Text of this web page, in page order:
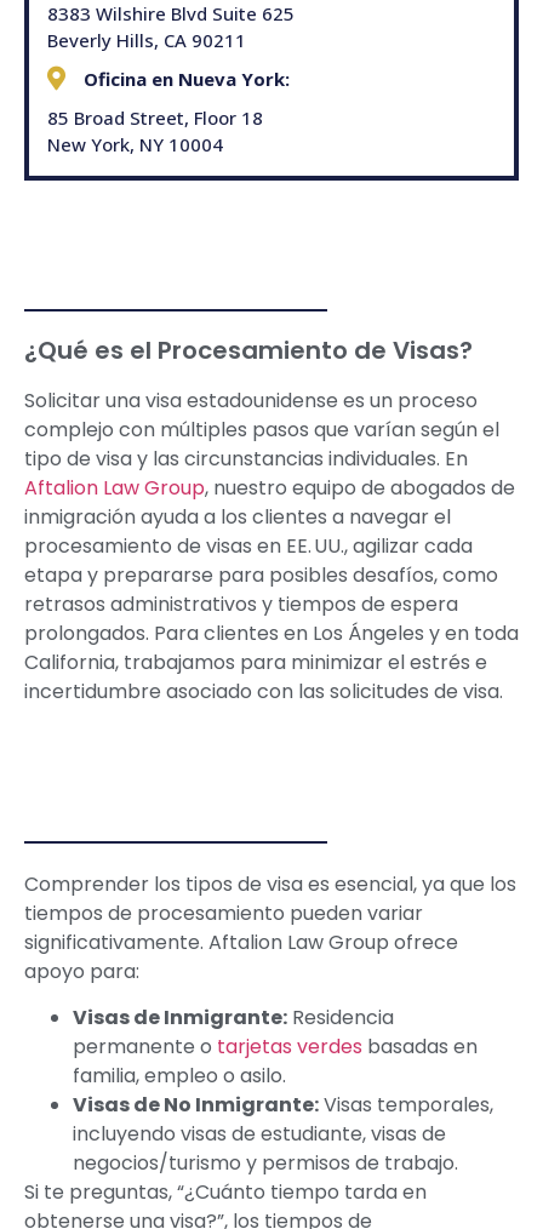
8383 Wilshire Blvd Suite 625
Beverly Hills, CA 90211
Oficina en Nueva York:
85 Broad Street, Floor 18
New York, NY 10004
¿Qué es el Procesamiento de Visas?
Solicitar una visa estadounidense es un proceso
complejo con múltiples pasos que varían según el
tipo de visa y las circunstancias individuales. En
Aftalion Law Group, nuestro equipo de abogados de
inmigración ayuda a los clientes a navegar el
procesamiento de visas en EE. UU., agilizar cada
etapa y prepararse para posibles desafíos, como
retrasos administrativos y tiempos de espera
prolongados. Para clientes en Los Ángeles y en toda
California, trabajamos para minimizar el estrés e
incertidumbre asociado con las solicitudes de visa.
Comprender los tipos de visa es esencial, ya que los
tiempos de procesamiento pueden variar
significativamente. Aftalion Law Group ofrece
apoyo para:
Visas de Inmigrante: Residencia
permanente o tarjetas verdes basadas en
familia, empleo o asilo.
Visas de No Inmigrante:Visas temporales,
incluyendo visas de estudiante, visas de
negocios/turismo y permisos de trabajo.
Si te preguntas, “¿Cuánto tiempo tarda en
obtenerse una visa?”, los tiempos de